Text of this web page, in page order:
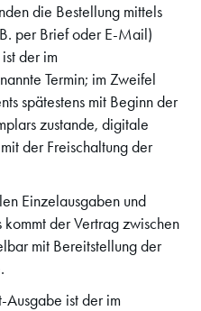
die Bestellung mittels
per Brief oder E-Mail)
der im
Termin; im Zweifel
spätestens mit Beginn der
zustande, digitale
der Freischaltung der
Einzelausgaben und
der Vertrag zwischen
mit Bereitstellung der
Ausgabe ist der im